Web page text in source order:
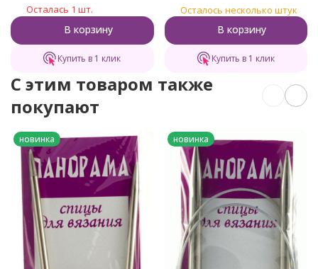
Осталась 1 шт.
В корзину
Купить в 1 клик
Осталось несколько штук
В корзину
Купить в 1 клик
C этим товаром также
покупают
новинка новинка